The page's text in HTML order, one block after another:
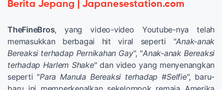
Berita Jepang | Japanesestation.com
TheFineBros, yang video-video Youtube-nya telah
memasukkan berbagai hit viral seperti "Anak-anak
Bereaksi terhadap Pernikahan Gay", "Anak-anak Bereaksi
terhadap Harlem Shake" dan video yang menyenangkan
seperti "Para Manula Bereaksi terhadap #Selfie", baru-